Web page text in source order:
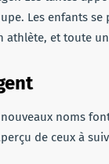
Les enfants
athlète, et toute
noms
de ceux à